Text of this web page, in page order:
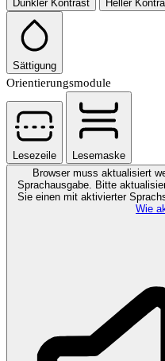
Dunkler Kontrast Heller
Sättigung
Orientierungsmodule
Lesezeile
Lesemaske
Browser muss aktualisiert
Sprachausgabe. Bitte
Sie einen mit aktivierter
Wie